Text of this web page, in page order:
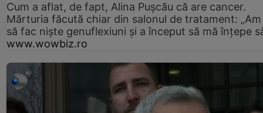
Cum a aflat, de fapt, Alina Pușcău că are cancer.
Mărturia făcută chiar din salonul de tratament:
să fac niște genuflexiuni și a început să mă înțepe
www.wowbiz.ro